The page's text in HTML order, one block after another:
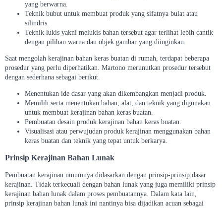
yang berwarna.
Teknik bubut untuk membuat produk yang sifatnya bulat atau
silindris.
Teknik lukis yakni melukis bahan tersebut agar terlihat lebih cantik
dengan pilihan warna dan objek gambar yang diinginkan.
Saat mengolah kerajinan bahan keras buatan di rumah, terdapat beberapa
prosedur yang perlu diperhatikan. Martono merunutkan prosedur tersebut
dengan sederhana sebagai berikut.
Menentukan ide dasar yang akan dikembangkan menjadi produk.
Memilih serta menentukan bahan, alat, dan teknik yang digunakan
untuk membuat kerajinan bahan keras buatan.
Pembuatan desain produk kerajinan bahan keras buatan.
Visualisasi atau perwujudan produk kerajinan menggunakan bahan
keras buatan dan teknik yang tepat untuk berkarya.
Prinsip Kerajinan Bahan Lunak
Pembuatan kerajinan umumnya didasarkan dengan prinsip-prinsip dasar
kerajinan. Tidak terkecuali dengan bahan lunak yang juga memiliki prinsip
kerajinan bahan lunak dalam proses pembuatannya. Dalam kata lain,
prinsip kerajinan bahan lunak ini nantinya bisa dijadikan acuan sebagai